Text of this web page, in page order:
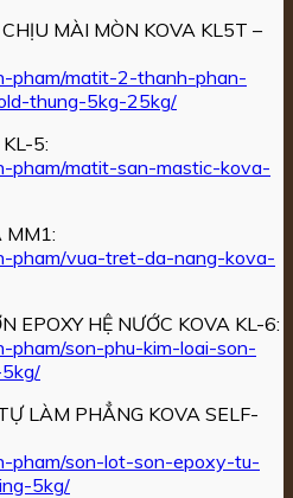
MÀI MÒN KOVA KL5T –
pham/matit-2-thanh-phan-
thung-5kg-25kg/
5:
pham/matit-san-mastic-kova-
MM1:
pham/vua-tret-da-nang-kova-
EPOXY HỆ NƯỚC KOVA KL-6:
pham/son-phu-kim-loai-son-
LÀM PHẲNG KOVA SELF-
pham/son-lot-son-epoxy-tu-
5kg/